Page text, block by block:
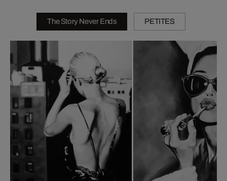
The Story Never Ends PETITES